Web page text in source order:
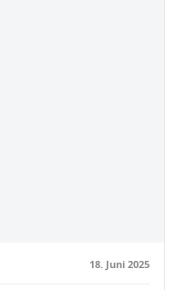
18. Juni 2025